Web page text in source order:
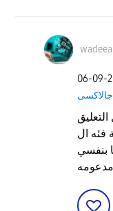
‎06-09-
بنفسي